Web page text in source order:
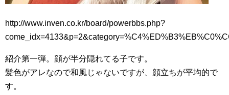
http://www.inven.co.kr/board/powerbbs.php?
紹介第一弾。顔が半分隠れてる子です。
髪色がアレなので和風じゃないですが、顔立ちが平均的で
す。